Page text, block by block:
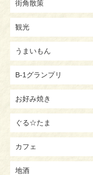
街角散策
観光
うまいもん
B-1グランプリ
お好み焼き
ぐる☆たま
カフェ
地酒